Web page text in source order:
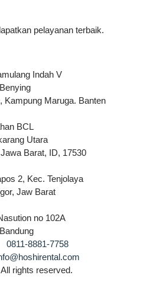
pelayanan terbaik.
Indah V
Kampung Maruga. Banten
BCL
Utara
Barat, ID, 17530
2, Kec. Tenjolaya
Jaw Barat
no 102A
0811-8881-7758
All rights reserved.